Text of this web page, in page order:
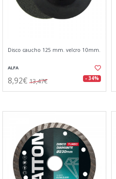
Disco caucho 125 mm. velcro 10mm.
ALFA
8,92€ 13,47€ - 34%